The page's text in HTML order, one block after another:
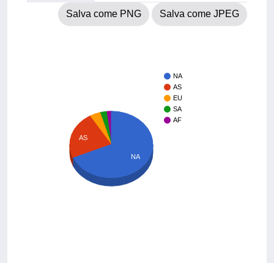
Salva come PNG Salva come JPEG
NA
AS
EU
SA
AF
AS
NA